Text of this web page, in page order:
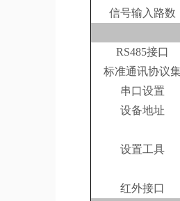
信号输入路数
RS485接口
标准通讯协议
串口设置
设备地址
设置工具
红外接口